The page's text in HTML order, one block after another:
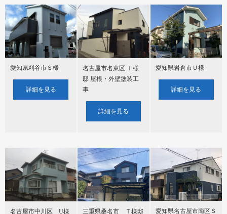
愛知県刈谷市Ｓ様
詳細を見る
名古屋市名東区 Ｉ様
邸 屋根・外壁塗装工
事
詳細を見る
愛知県岩倉市Ｕ様
詳細を見る
名古屋市中川区 U様 三重県桑名市 Ｔ様邸 愛知県名古屋市南区Ｓ